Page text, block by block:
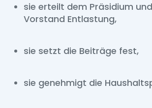
sie erteilt dem Präsidium
Vorstand Entlastung,
sie setzt die Beiträge fest,
sie genehmigt die